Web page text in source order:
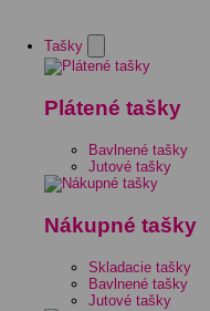
Tašky
Plátené tašky
Bavlnené tašky
Jutové tašky
Nákupné tašky
Skladacie tašky
Bavlnené tašky
Jutové tašky